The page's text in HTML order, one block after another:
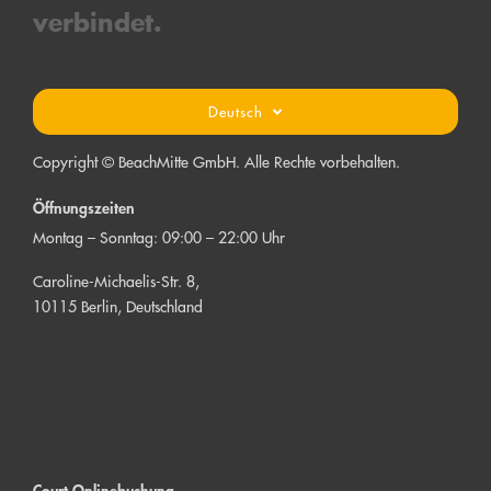
verbindet.
Deutsch
Copyright © BeachMitte GmbH. Alle Rechte vorbehalten.
Öffnungszeiten
Montag – Sonntag: 09:00 – 22:00 Uhr
Caroline-Michaelis-Str. 8,
10115 Berlin, Deutschland